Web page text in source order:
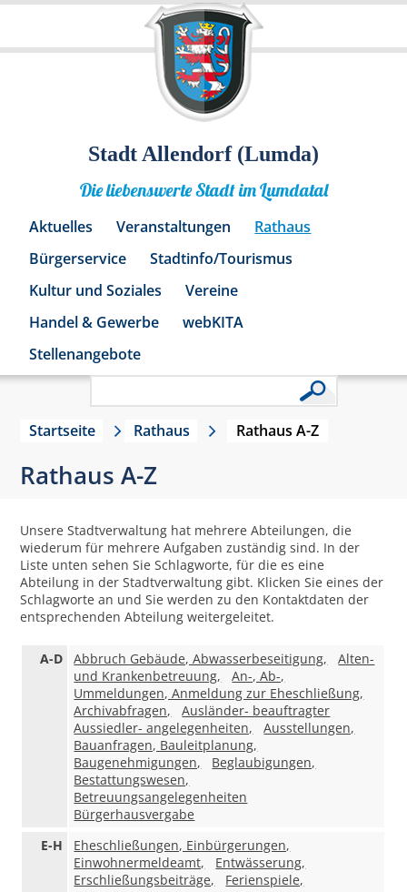
Stadt Allendorf (Lumda)
Die liebenswerte Stadt im Lumdatal
Aktuelles Veranstaltungen
Rathaus
Bürgerservice
Stadtinfo/Tourismus
Kultur und Soziales
Vereine
Handel & Gewerbe
webKITA
Stellenangebote
Startseite Rathaus Rathaus A-Z
Rathaus A-Z
Unsere Stadtverwaltung hat mehrere Abteilungen, die
wiederum für mehrere Aufgaben zuständig sind. In der
Liste unten sehen Sie Schlagworte, für die es eine
Abteilung in der Stadtverwaltung gibt. Klicken Sie eines der
Schlagworte an und Sie werden zu den Kontaktdaten der
entsprechenden Abteilung weitergeleitet.
A-D Abbruch Gebäude, Abwasserbeseitigung,
Alten-
und Krankenbetreuung,
An-, Ab-,
Ummeldungen, Anmeldung zur Eheschließung,
Archivabfragen,
Ausländer- beauftragter
Aussiedler- angelegenheiten,
Ausstellungen,
Bauanfragen, Bauleitplanung,
Baugenehmigungen,
Beglaubigungen,
Bestattungswesen,
Betreuungsangelegenheiten
Bürgerhausvergabe
E-H
Eheschließungen, Einbürgerungen,
Einwohnermeldeamt,
Entwässerung,
Erschließungsbeiträge,
Ferienspiele,